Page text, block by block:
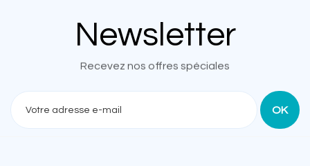
Newsletter
Recevez nos offres spéciales